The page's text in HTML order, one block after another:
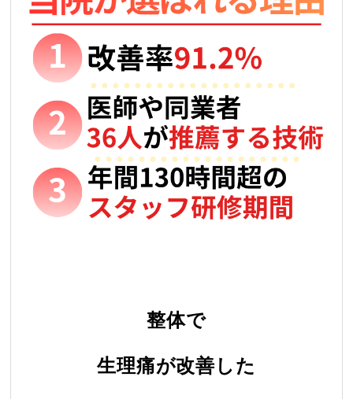
整体で
生理痛が改善した